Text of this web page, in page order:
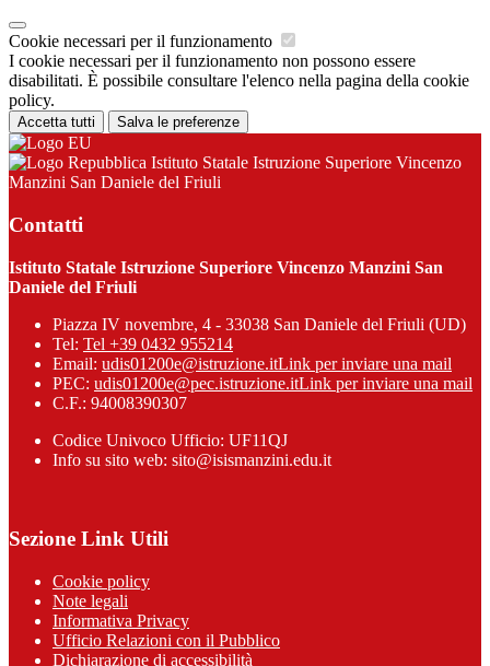
Cookie necessari per il funzionamento
I cookie necessari per il funzionamento non possono essere
disabilitati. È possibile consultare l'elenco nella pagina della cookie
policy.
Accetta tutti Salva le preferenze
Istituto Statale Istruzione Superiore Vincenzo
Manzini San Daniele del Friuli
Contatti
Istituto Statale Istruzione Superiore Vincenzo Manzini San
Daniele del Friuli
Piazza IV novembre, 4 - 33038 San Daniele del Friuli (UD)
Tel: Tel +39 0432 955214
Email: udis01200e@istruzione.itLink per inviare una mail
PEC: udis01200e@pec.istruzione.itLink per inviare una mail
C.F.: 94008390307
Codice Univoco Ufficio: UF11QJ
Info su sito web: sito@isismanzini.edu.it
Sezione Link Utili
Cookie policy
Note legali
Informativa Privacy
Ufficio Relazioni con il Pubblico
Dichiarazione di accessibilità